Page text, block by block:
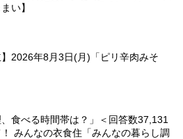
い】
】2026年8月3日(月)「ピリ辛肉みそ
、食べる時間帯は？」＜回答数37,131
みんなの衣食住「みんなの暮らし調